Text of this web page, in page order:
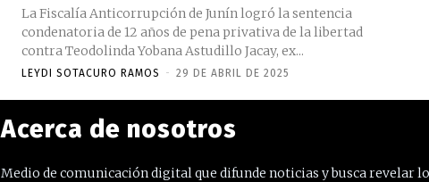
La Fiscalía Anticorrupción de Junín logró la sentencia
condenatoria de 12 años de pena privativa de la libertad
contra Teodolinda Yobana Astudillo Jacay, ex...
LEYDI SOTACURO RAMOS - 29 DE ABRIL DE 2025
Acerca de nosotros
Medio de comunicación digital que difunde noticias y busca revelar